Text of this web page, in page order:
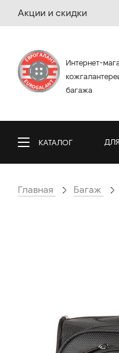
Акции и скидки
Интернет-
багажа
КАТАЛОГ
Главная Багаж